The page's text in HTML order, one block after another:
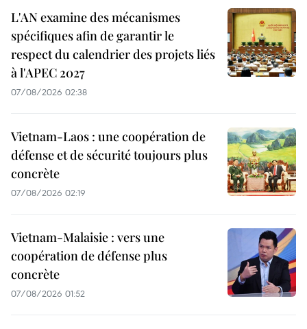
L'AN examine des mécanismes
spécifiques afin de garantir le
respect du calendrier des projets liés
à l'APEC 2027
07/08/2026 02:38
Vietnam-Laos : une coopération de
défense et de sécurité toujours plus
concrète
07/08/2026 02:19
Vietnam-Malaisie : vers une
coopération de défense plus
concrète
07/08/2026 01:52